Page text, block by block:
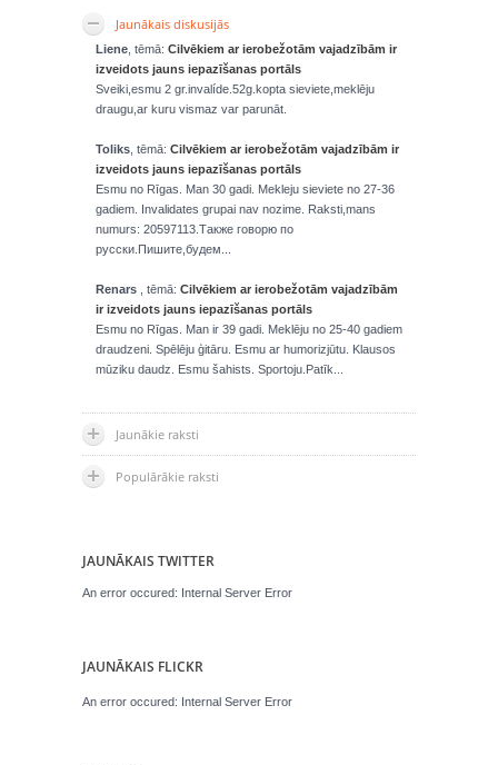
Jaunākais diskusijās
Liene , tēmā: Cilvēkiem ar ierobežotām vajadzībām ir
izveidots jauns iepazīšanas portāls
Sveiki,esmu 2 gr.invalíde.52g.kopta sieviete,meklēju
draugu,ar kuru vismaz var parunāt.
Toliks , tēmā: Cilvēkiem ar ierobežotām vajadzībām ir
izveidots jauns iepazīšanas portāls
Esmu no Rīgas. Man 30 gadi. Mekleju sieviete no 27-36
gadiem. Invalidates grupai nav nozime. Raksti,mans
numurs: 20597113.Также говорю по
русски.Пишите,будем...
Renars , tēmā: Cilvēkiem ar ierobežotām vajadzībām
ir izveidots jauns iepazīšanas portāls
Esmu no Rīgas. Man ir 39 gadi. Meklēju no 25-40 gadiem
draudzeni. Spēlēju ģitāru. Esmu ar humorizjūtu. Klausos
mūziku daudz. Esmu šahists. Sportoju.Patīk...
Jaunākie raksti
Populārākie raksti
JAUNĀKAIS TWITTER
An error occured: Internal Server Error
JAUNĀKAIS FLICKR
An error occured: Internal Server Error